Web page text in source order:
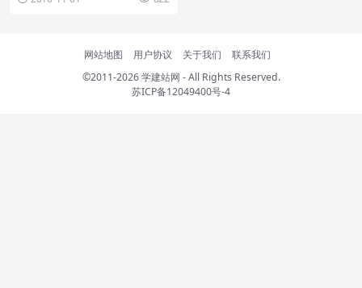
做的更换，所...
网站地图 用户协议 关于我们
联系我们
©2011-2026学建站网 - All Rights Reserved.
苏ICP备12049400号-4